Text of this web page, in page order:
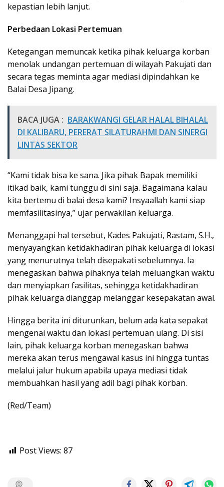
kepastian lebih lanjut.
Perbedaan Lokasi Pertemuan
Ketegangan memuncak ketika pihak keluarga korban
menolak undangan pertemuan di wilayah Pakujati dan
secara tegas meminta agar mediasi dipindahkan ke
Balai Desa Jipang.
BACA JUGA : BARAKWANGI GELAR HALAL BIHALAL
DI KALIBARU, PERERAT SILATURAHMI DAN SINERGI
LINTAS SEKTOR
“Kami tidak bisa ke sana. Jika pihak Bapak memiliki
itikad baik, kami tunggu di sini saja. Bagaimana kalau
kita bertemu di balai desa kami? Insyaallah kami siap
memfasilitasinya,” ujar perwakilan keluarga.
Menanggapi hal tersebut, Kades Pakujati, Rastam, S.H.,
menyayangkan ketidakhadiran pihak keluarga di lokasi
yang menurutnya telah disepakati sebelumnya. Ia
menegaskan bahwa pihaknya telah meluangkan waktu
dan menyiapkan fasilitas, sehingga ketidakhadiran
pihak keluarga dianggap melanggar kesepakatan awal.
Hingga berita ini diturunkan, belum ada kata sepakat
mengenai waktu dan lokasi pertemuan ulang. Di sisi
lain, pihak keluarga korban menegaskan bahwa
mereka akan terus mengawal kasus ini hingga tuntas
melalui jalur hukum apabila upaya mediasi tidak
membuahkan hasil yang adil bagi pihak korban.
(Red/Team)
Post Views: 87